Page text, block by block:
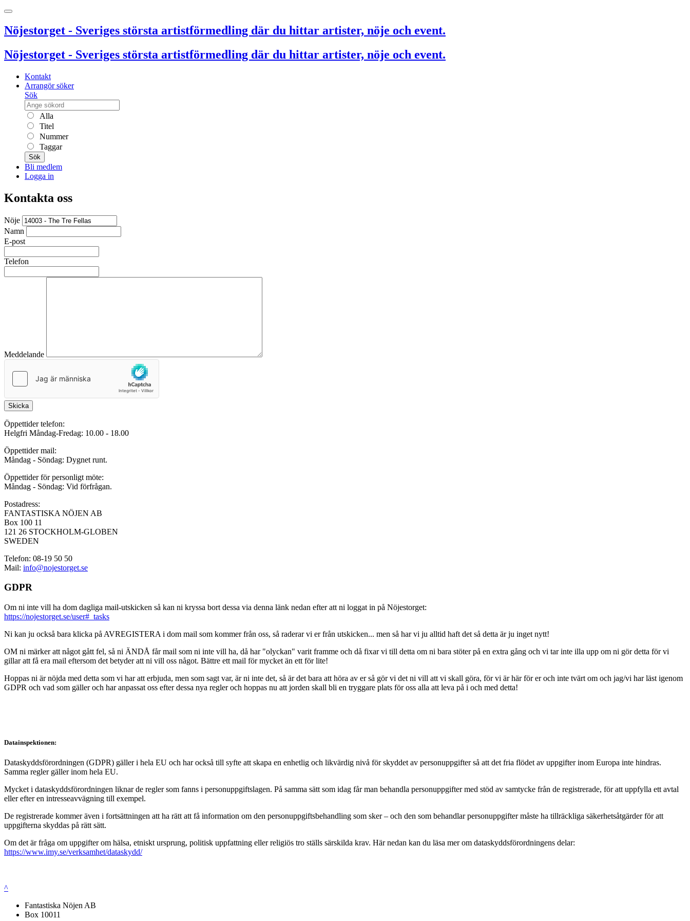
Nöjestorget - Sveriges största artistförmedling där du hittar artister, nöje och event.
Nöjestorget - Sveriges största artistförmedling där du hittar artister, nöje och event.
Kontakt
Arrangör söker
Sök
Alla
Titel
Nummer
Taggar
Sök
Bli medlem
Logga in
Kontakta oss
Nöje
Namn
E-post
Telefon
Meddelande
Skicka
Öppettider telefon:
Helgfri Måndag-Fredag: 10.00 - 18.00
Öppettider mail:
Måndag - Söndag: Dygnet runt.
Öppettider för personligt möte:
Måndag - Söndag: Vid förfrågan.
Postadress:
FANTASTISKA NÖJEN AB
Box 100 11
121 26 STOCKHOLM-GLOBEN
SWEDEN
Telefon: 08-19 50 50
Mail: info@nojestorget.se
GDPR
Om ni inte vill ha dom dagliga mail-utskicken så kan ni kryssa bort dessa via denna länk nedan efter att ni loggat in på Nöjestorget:
https://nojestorget.se/user#_tasks
Ni kan ju också bara klicka på AVREGISTERA i dom mail som kommer från oss, så raderar vi er från utskicken... men så har vi ju alltid haft det så detta är ju inget nytt!
OM ni märker att något gått fel, så ni ÄNDÅ får mail som ni inte vill ha, då har "olyckan" varit framme och då fixar vi till detta om ni bara stöter på en extra gång och vi tar inte illa upp om ni gör detta för vi
gillar att få era mail eftersom det betyder att ni vill oss något. Bättre ett mail för mycket än ett för lite!
Hoppas ni är nöjda med detta som vi har att erbjuda, men som sagt var, är ni inte det, så är det bara att höra av er så gör vi det ni vill att vi skall göra, för vi är här för er och inte tvärt om och jag/vi har läst igenom
GDPR och vad som gäller och har anpassat oss efter dessa nya regler och hoppas nu att jorden skall bli en tryggare plats för oss alla att leva på i och med detta!
Datainspektionen:
Dataskyddsförordningen (GDPR) gäller i hela EU och har också till syfte att skapa en enhetlig och likvärdig nivå för skyddet av personuppgifter så att det fria flödet av uppgifter inom Europa inte hindras.
Samma regler gäller inom hela EU.
Mycket i dataskyddsförordningen liknar de regler som fanns i personuppgiftslagen. På samma sätt som idag får man behandla personuppgifter med stöd av samtycke från de registrerade, för att uppfylla ett avtal
eller efter en intresseavvägning till exempel.
De registrerade kommer även i fortsättningen att ha rätt att få information om den personuppgiftsbehandling som sker – och den som behandlar personuppgifter måste ha tillräckliga säkerhetsåtgärder för att
uppgifterna skyddas på rätt sätt.
Om det är fråga om uppgifter om hälsa, etniskt ursprung, politisk uppfattning eller religiös tro ställs särskilda krav. Här nedan kan du läsa mer om dataskyddsförordningens delar:
https://www.imy.se/verksamhet/dataskydd/
^
Fantastiska Nöjen AB
Box 10011